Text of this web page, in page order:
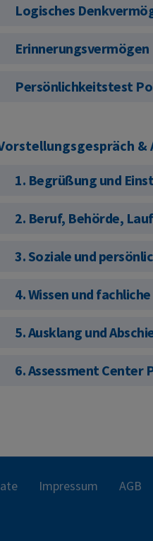
Logisches
Erinnerungsvermögen
Persönlichkeitstest
&
1. Begrüßung und
2. Beruf, Behörde,
3. Soziale und
4. Wissen und
5. Ausklang und
6. Assessment Center
Impressum AGB